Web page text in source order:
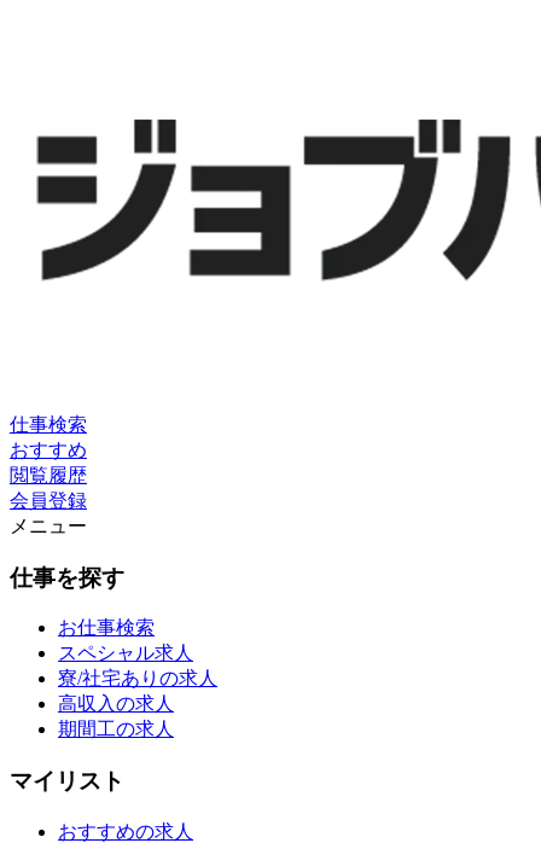
仕事検索
おすすめ
閲覧履歴
会員登録
メニュー
仕事を探す
お仕事検索
スペシャル求人
寮/社宅ありの求人
高収入の求人
期間工の求人
マイリスト
おすすめの求人